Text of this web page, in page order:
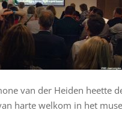
van der Heiden heette
harte welkom in het